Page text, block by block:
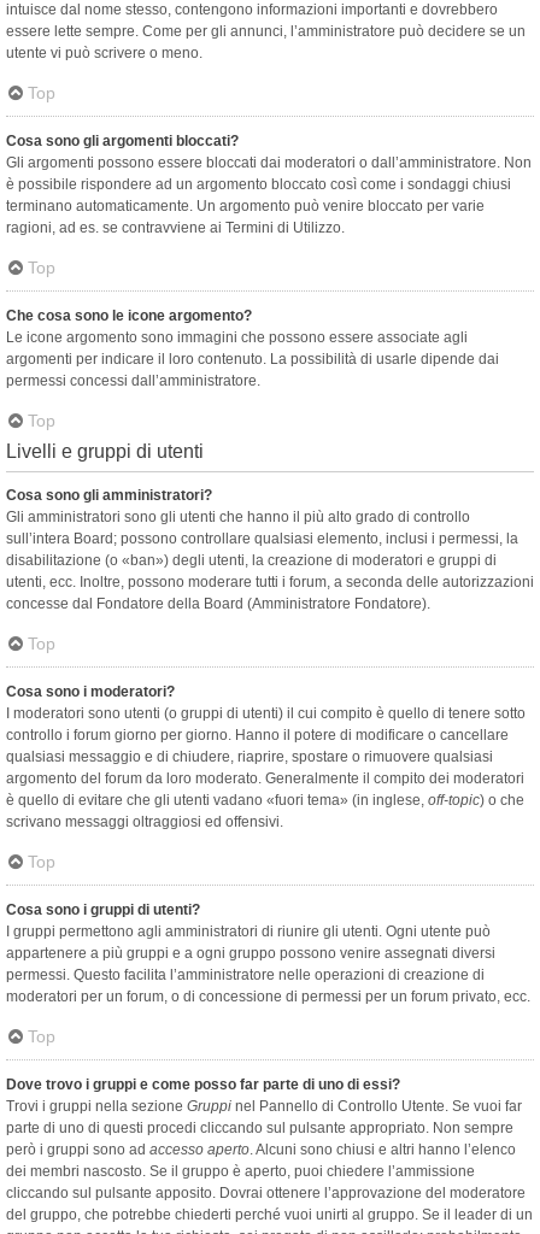
intuisce dal nome stesso, contengono informazioni importanti e dovrebbero
essere lette sempre. Come per gli annunci, l’amministratore può decidere se un
utente vi può scrivere o meno.
Top
Cosa sono gli argomenti bloccati?
Gli argomenti possono essere bloccati dai moderatori o dall’amministratore. Non
è possibile rispondere ad un argomento bloccato così come i sondaggi chiusi
terminano automaticamente. Un argomento può venire bloccato per varie
ragioni, ad es. se contravviene ai Termini di Utilizzo.
Top
Che cosa sono le icone argomento?
Le icone argomento sono immagini che possono essere associate agli
argomenti per indicare il loro contenuto. La possibilità di usarle dipende dai
permessi concessi dall’amministratore.
Top
Livelli e gruppi di utenti
Cosa sono gli amministratori?
Gli amministratori sono gli utenti che hanno il più alto grado di controllo
sull’intera Board; possono controllare qualsiasi elemento, inclusi i permessi, la
disabilitazione (o «ban») degli utenti, la creazione di moderatori e gruppi di
utenti, ecc. Inoltre, possono moderare tutti i forum, a seconda delle autorizzazioni
concesse dal Fondatore della Board (Amministratore Fondatore).
Top
Cosa sono i moderatori?
I moderatori sono utenti (o gruppi di utenti) il cui compito è quello di tenere sotto
controllo i forum giorno per giorno. Hanno il potere di modificare o cancellare
qualsiasi messaggio e di chiudere, riaprire, spostare o rimuovere qualsiasi
argomento del forum da loro moderato. Generalmente il compito dei moderatori
è quello di evitare che gli utenti vadano «fuori tema» (in inglese, off-topic) o che
scrivano messaggi oltraggiosi ed offensivi.
Top
Cosa sono i gruppi di utenti?
I gruppi permettono agli amministratori di riunire gli utenti. Ogni utente può
appartenere a più gruppi e a ogni gruppo possono venire assegnati diversi
permessi. Questo facilita l’amministratore nelle operazioni di creazione di
moderatori per un forum, o di concessione di permessi per un forum privato, ecc.
Top
Dove trovo i gruppi e come posso far parte di uno di essi?
Trovi i gruppi nella sezione Gruppi nel Pannello di Controllo Utente. Se vuoi far
parte di uno di questi procedi cliccando sul pulsante appropriato. Non sempre
però i gruppi sono ad accesso aperto. Alcuni sono chiusi e altri hanno l’elenco
dei membri nascosto. Se il gruppo è aperto, puoi chiedere l’ammissione
cliccando sul pulsante apposito. Dovrai ottenere l’approvazione del moderatore
del gruppo, che potrebbe chiederti perché vuoi unirti al gruppo. Se il leader di un